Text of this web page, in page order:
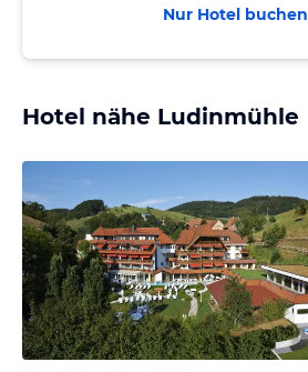
Nur Hotel buchen
Hotel nähe Ludinmühle